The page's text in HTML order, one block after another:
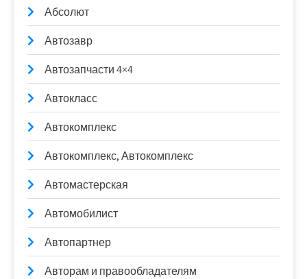
Абсолют
Автозавр
Автозапчасти 4×4
Автокласс
Автокомплекс
Автокомплекс, Автокомплекс
Автомастерская
Автомобилист
Автопартнер
Авторам и правообладателям